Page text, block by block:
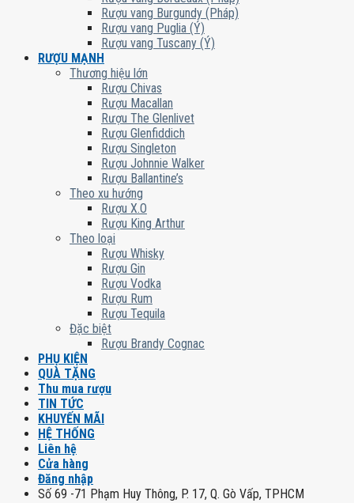
Rượu vang Burgundy (Pháp)
Rượu vang Puglia (Ý)
Rượu vang Tuscany (Ý)
RƯỢU MẠNH
Thương hiệu lớn
Rượu Chivas
Rượu Macallan
Rượu The Glenlivet
Rượu Glenfiddich
Rượu Singleton
Rượu Johnnie Walker
Rượu Ballantine’s
Theo xu hướng
Rượu X.O
Rượu King Arthur
Theo loại
Rượu Whisky
Rượu Gin
Rượu Vodka
Rượu Rum
Rượu Tequila
Đặc biệt
Rượu Brandy Cognac
PHỤ KIỆN
QUÀ TẶNG
Thu mua rượu
TIN TỨC
KHUYẾN MÃI
HỆ THỐNG
Liên hệ
Cửa hàng
Đăng nhập
Số 69 -71 Phạm Huy Thông, P. 17, Q. Gò Vấp, TPHCM